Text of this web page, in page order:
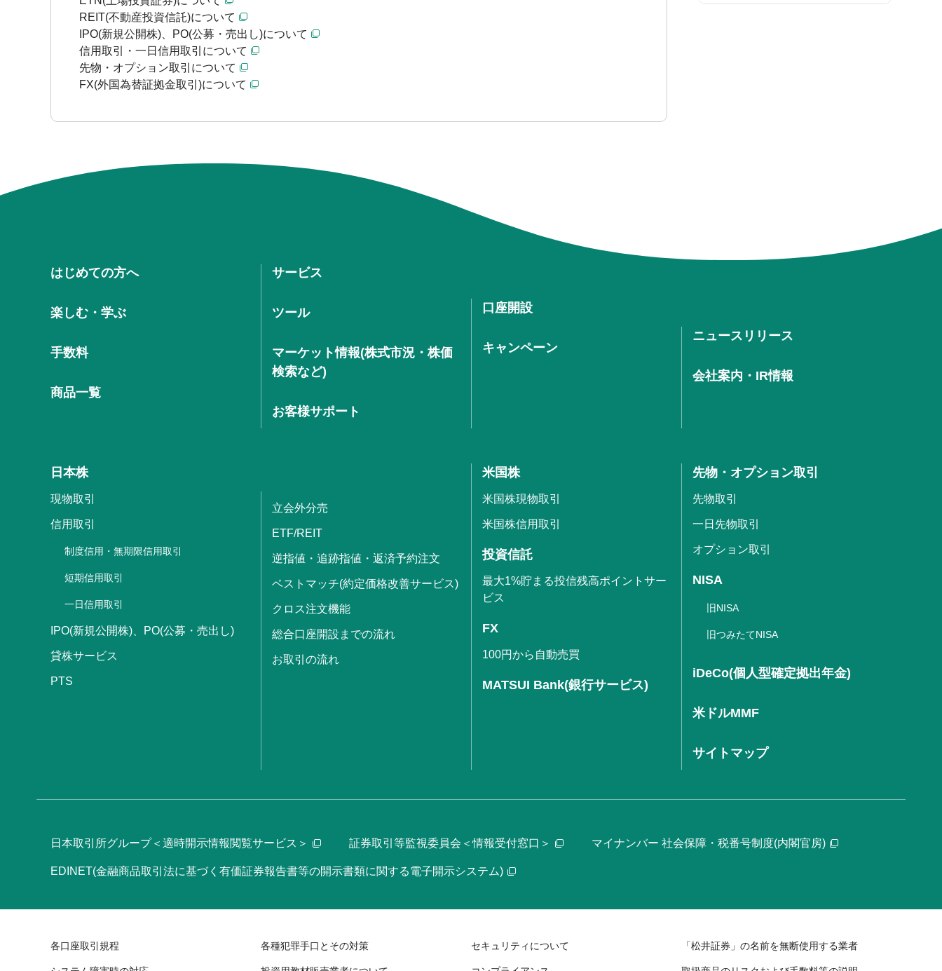
REIT(不動産投資信託)について
IPO(新規公開株)、PO(公募・売出し)について
信用取引・一日信用取引について
先物・オプション取引について
FX(外国為替証拠金取引)について
はじめての方へ
楽しむ・学ぶ
手数料
商品一覧
サービス
ツール
マーケット情報(株式市況・株価
検索など)
お客様サポート
口座開設
キャンペーン
ニュースリリース
会社案内・IR情報
日本株
現物取引
信用取引
制度信用・無期限信用取引
短期信用取引
一日信用取引
IPO(新規公開株)、PO(公募・売出し)
貸株サービス
PTS
立会外分売
ETF/REIT
逆指値・追跡指値・返済予約注文
ベストマッチ(約定価格改善サービス)
クロス注文機能
総合口座開設までの流れ
お取引の流れ
米国株
米国株現物取引
米国株信用取引
投資信託
最大1%貯まる投信残高ポイントサー
ビス
FX
100円から自動売買
MATSUI Bank(銀行サービス)
先物・オプション取引
先物取引
一日先物取引
オプション取引
NISA
旧NISA
旧つみたてNISA
iDeCo(個人型確定拠出年金)
米ドルMMF
サイトマップ
日本取引所グループ＜適時開示情報閲覧サービス＞ 証券取引等監視委員会＜情報受付窓口＞ マイナンバー 社会保障・税番号制度(内閣官房)
EDINET(金融商品取引法に基づく有価証券報告書等の開示書類に関する電子開示システム)
各口座取引規程 各種犯罪手口とその対策 セキュリティについて 「松井証券」の名前を無断使用する業者